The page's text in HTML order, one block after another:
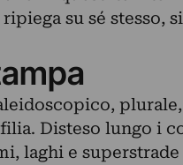
su sé stesso,
Disteso lungo i
laghi e superstrade